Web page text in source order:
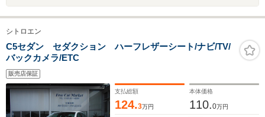
シトロエン
C5セダン セダクション ハーフレザーシート/ナビ/TV/
バックカメラ/ETC
販売店保証
支払総額
124.3万円
本体価格
110.0万円